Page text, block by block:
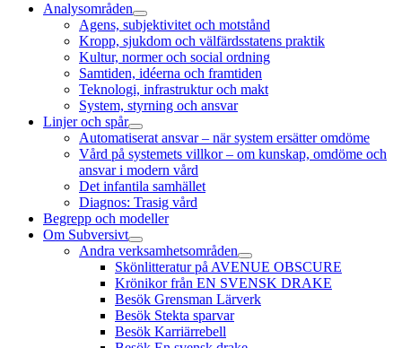
Analysområden
öppna
meny
Agens, subjektivitet och motstånd
Kropp, sjukdom och välfärdsstatens praktik
Kultur, normer och social ordning
Samtiden, idéerna och framtiden
Teknologi, infrastruktur och makt
System, styrning och ansvar
Linjer och spår
öppna
meny
Automatiserat ansvar – när system ersätter omdöme
Vård på systemets villkor – om kunskap, omdöme och
ansvar i modern vård
Det infantila samhället
Diagnos: Trasig vård
Begrepp och modeller
Om Subversivt
öppna
meny
Andra verksamhetsområden
öppna
meny
Skönlitteratur på AVENUE OBSCURE
Krönikor från EN SVENSK DRAKE
Besök Grensman Lärverk
Besök Stekta sparvar
Besök Karriärrebell